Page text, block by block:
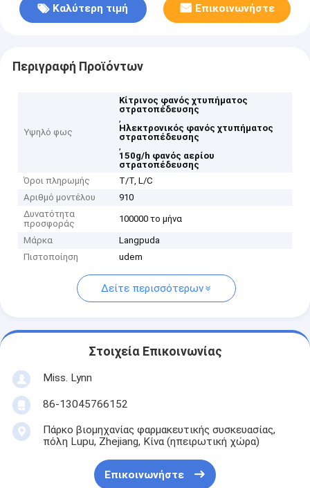
Καλύτερη τιμή Επικοινωνήστε
Περιγραφή Προϊόντων
Υψηλό φως
Κίτρινος φανός χτυπήματος
στρατοπέδευσης
,
Ηλεκτρονικός φανός χτυπήματος
στρατοπέδευσης
,
150g/h φανός αερίου
στρατοπέδευσης
Όροι πληρωμής
T/T, L/C
Αριθμό μοντέλου
910
Δυνατότητα
προσφοράς
100000 το μήνα
Μάρκα
Langpuda
Πιστοποίηση
udem
Δείτε περισσότερων
Στοιχεία Επικοινωνίας
Miss. Lynn
86-13045766152
Πάρκο βιομηχανίας φαρμακευτικής συσκευασίας,
πόλη Lupu, Zhejiang, Κίνα (ηπειρωτική χώρα)
Επικοινωνήστε